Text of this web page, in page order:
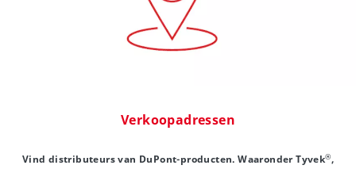
Verkoopadressen
Vind distributeurs van DuPont-producten. Waaronder Tyvek®,